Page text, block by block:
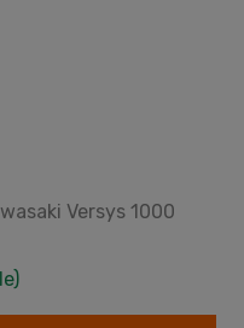
Versys 1000